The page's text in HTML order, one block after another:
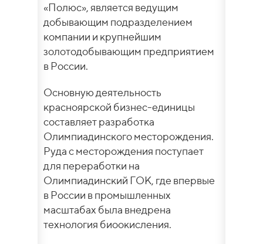
«Полюс», является ведущим
добывающим подразделением
компании и крупнейшим
золотодобывающим предприятием
в России.
Основную деятельность
красноярской бизнес-единицы
составляет разработка
Олимпиадинского месторождения.
Руда с месторождения поступает
для переработки на
Олимпиадинский ГОК, где впервые
в России в промышленных
масштабах была внедрена
технология биоокисления.